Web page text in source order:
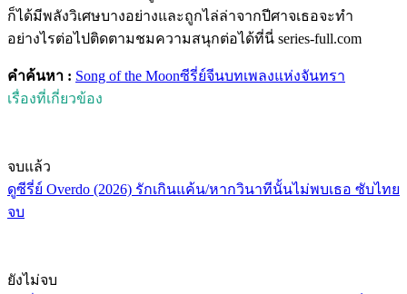
ก็ได้มีพลังวิเศษบางอย่างและถูกไล่ล่าจากปีศาจเธอจะทำ
อย่างไรต่อไปติดตามชมความสนุกต่อได้ที่นี่ series-full.com
คำค้นหา : Song of the Moonซีรี่ย์จีนบทเพลงแห่งจันทรา
เรื่องที่เกี่ยวข้อง
จบแล้ว
ดูซีรี่ย์ Overdo (2026) รักเกินแค้น/หากวินาทีนั้นไม่พบเธอ ซับไทย
จบ
ยังไม่จบ